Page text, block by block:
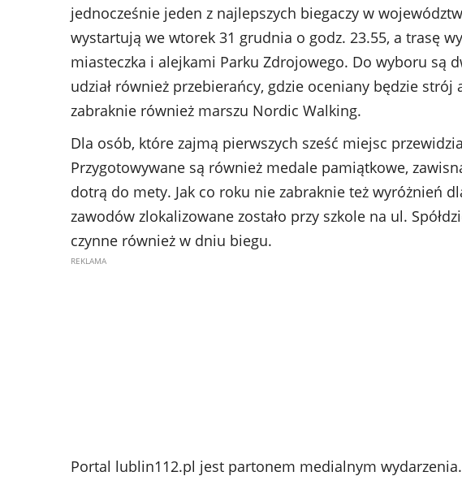
jednocześnie jeden z najlepszych biegaczy w
wystartują we wtorek 31 grudnia o godz. 23.55, a trasę
miasteczka i alejkami Parku Zdrojowego. Do wyboru są
udział również przebierańcy, gdzie oceniany będzie
zabraknie również marszu Nordic Walking.
Dla osób, które zajmą pierwszych sześć miejsc
Przygotowywane są również medale pamiątkowe,
dotrą do mety. Jak co roku nie zabraknie też wyróżnień
zawodów zlokalizowane zostało przy szkole na ul.
czynne również w dniu biegu.
Portal lublin112.pl jest partonem medialnym wydarzenia.